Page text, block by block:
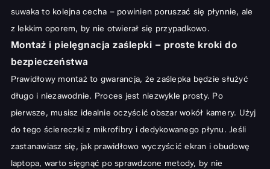
suwaka to kolejna cecha – powinien poruszać się płynnie, ale
z lekkim oporem, by nie otwierał się przypadkowo.
Montaż i pielęgnacja zaślepki – proste kroki do
bezpieczeństwa
Prawidłowy montaż to gwarancja, że zaślepka będzie służyć
długo i niezawodnie. Proces jest niezwykle prosty. Po
pierwsze, musisz idealnie oczyścić obszar wokół kamery. Użyj
do tego ściereczki z mikrofibry i dedykowanego płynu. Jeśli
zastanawiasz się, jak prawidłowo wyczyścić ekran i obudowę
laptopa, warto sięgnąć po sprawdzone metody, by nie